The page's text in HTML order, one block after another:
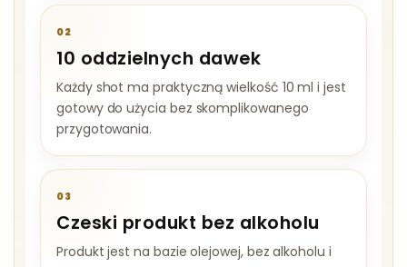
02
10 oddzielnych dawek
Każdy shot ma praktyczną wielkość 10 ml i jest
gotowy do użycia bez skomplikowanego
przygotowania.
03
Czeski produkt bez alkoholu
Produkt jest na bazie olejowej, bez alkoholu i